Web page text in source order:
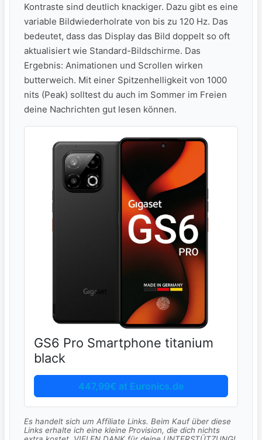
Kontraste sind deutlich knackiger. Dazu gibt es eine
variable Bildwiederholrate von bis zu 120 Hz. Das
bedeutet, dass das Display das Bild doppelt so oft
aktualisiert wie Standard-Bildschirme. Das
Ergebnis: Animationen und Scrollen wirken
butterweich. Mit einer Spitzenhelligkeit von 1000
nits (Peak) solltest du auch im Sommer im Freien
deine Nachrichten gut lesen können.
GS6 Pro Smartphone titanium
black
447,99€ at Euronics.de
Es handelt sich um Affiliate Links. Beim Kauf über diese
Links erhalte ich eine kleine Provision, die dich nichts